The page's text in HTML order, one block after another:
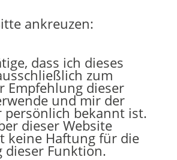
ankreuzen:
dass ich dieses
zum
Empfehlung dieser
und mir der
persönlich bekannt ist.
dieser Website
keine Haftung für die
dieser Funktion.